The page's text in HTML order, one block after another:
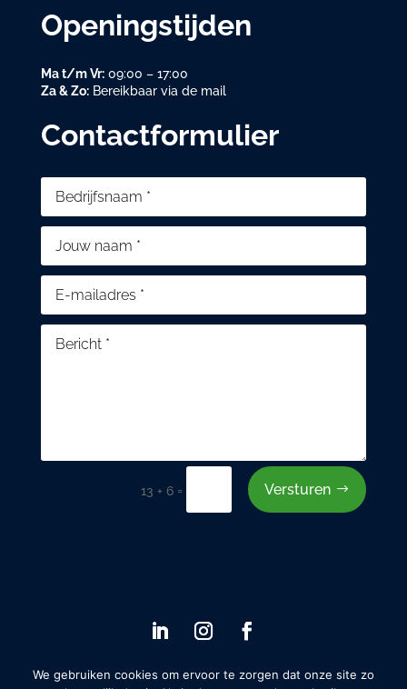
Openingstijden
Ma t/m Vr:09:00 – 17:00
Za & Zo:Bereikbaar via de mail
Contactformulier
13 + 6 = Versturen
© 2021 SDG Works. Alle rechten voorbehouden.
We gebruiken cookies om ervoor te zorgen dat onze site zo